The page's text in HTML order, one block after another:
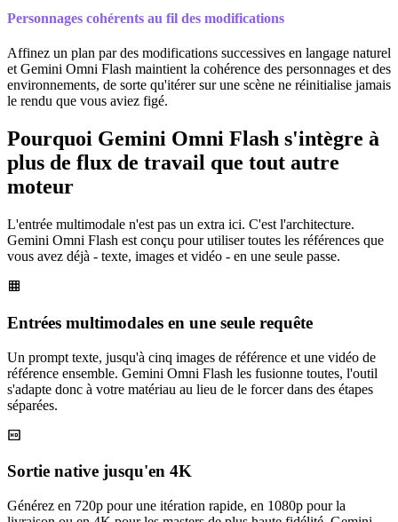
Personnages cohérents au fil des modifications
Affinez un plan par des modifications successives en langage naturel
et Gemini Omni Flash maintient la cohérence des personnages et des
environnements, de sorte qu'itérer sur une scène ne réinitialise jamais
le rendu que vous aviez figé.
Pourquoi Gemini Omni Flash s'intègre à
plus de flux de travail que tout autre
moteur
L'entrée multimodale n'est pas un extra ici. C'est l'architecture.
Gemini Omni Flash est conçu pour utiliser toutes les références que
vous avez déjà - texte, images et vidéo - en une seule passe.
Entrées multimodales en une seule requête
Un prompt texte, jusqu'à cinq images de référence et une vidéo de
référence ensemble. Gemini Omni Flash les fusionne toutes, l'outil
s'adapte donc à votre matériau au lieu de le forcer dans des étapes
séparées.
Sortie native jusqu'en 4K
Générez en 720p pour une itération rapide, en 1080p pour la